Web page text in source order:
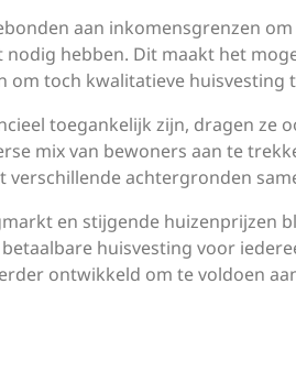
aan inkomensgrenzen
hebben. Dit maakt het
toch kwalitatieve huisvesting
toegankelijk zijn, dragen ze
mix van bewoners aan te
achtergronden
en stijgende huizenprijzen
huisvesting voor
ontwikkeld om te voldoen